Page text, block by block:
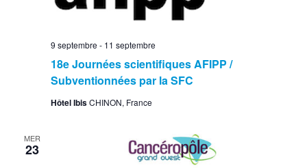
18e Journées scientifiques AFIPP /
Subventionnées par la SFC
9 septembre - 11 septembre
Hôtel IbisCHINON, France
MER
23